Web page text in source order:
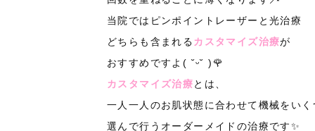
当院ではピンポイントレーザーと光治療
どちらも含まれる カスタマイズ治療が
おすすめですよ ( ˘ᵕ˘ )🌹
カスタマイズ治療とは、
一人一人のお肌状態に合わせて機械をいく
選んで行うオーダーメイドの治療です✨